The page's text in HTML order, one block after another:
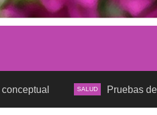
SALUD Pruebas de